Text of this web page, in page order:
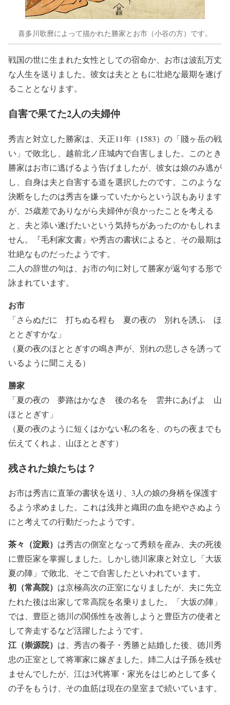
喜多川歌麿によって描かれた勝家とお市（小谷の方）です。
戦国の世に生まれた女性としての宿命か、お市は波乱万丈
な人生を送りました。彼女は夫とともに壮絶な最期を遂げ
ることとなります。
自害で果てた2人の夫婦仲
秀吉と対立した勝家は、天正11年（1583）の「賤ヶ岳の戦
い」で敗北し、越前北ノ庄城内で自害しました。このとき
勝家はお市に逃げるよう告げましたが、彼女は娘のみ逃が
し、自身は夫と自害する道を選択したのです。このような
決断をしたのは秀吉を嫌っていたからという説もあります
が、25歳差でありながら夫婦仲が良かったことを考える
と、夫と添い遂げたいという気持ちがあったのかもしれま
せん。『毛利家文書』や秀吉の書状によると、その最期は
壮絶なものだったようです。
二人の辞世の句は、お市の句に対して勝家が返句する形で
詠まれています。
お市
「さらぬだに 打ちぬる程も 夏の夜の 別れを誘ふ ほ
ととぎすかな」
（夏の夜のほととぎすの鳴き声が、別れの悲しさを誘って
いるように聞こえる）
勝家
「夏の夜の 夢路はかなき 後の名を 雲井にあげよ 山
ほととぎす」
（夏の夜のように短くはかない私の名を、のちの夜までも
伝えてくれよ、山ほととぎす）
残された娘たちは？
お市は秀吉に直筆の書状を送り、3人の娘の身柄を保護す
るよう求めました。これは浅井と織田の血を絶やさぬよう
にと考えての行動だったようです。
茶々（淀殿） は秀吉の側室となって秀頼を産み、夫の死後
に豊臣家を掌握しました。しかし徳川家康と対立し「大坂
夏の陣」で敗北、そこで自害したといわれています。
初（常高院） は京極高次の正室になりましたが、夫に先立
たれた後は出家して常高院を名乗りました。「大坂の陣」
では、豊臣と徳川の関係性を改善しようと豊臣方の使者と
して奔走するなど活躍したようです。
江（崇源院） は、秀吉の養子・秀勝と結婚した後、徳川秀
忠の正室として将軍家に嫁ぎました。姉二人は子孫を残せ
ませんでしたが、江は3代将軍・家光をはじめとして多く
の子をもうけ、その血筋は現在の皇室まで続いています。